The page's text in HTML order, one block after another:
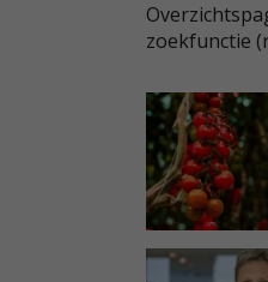
zoekfunctie